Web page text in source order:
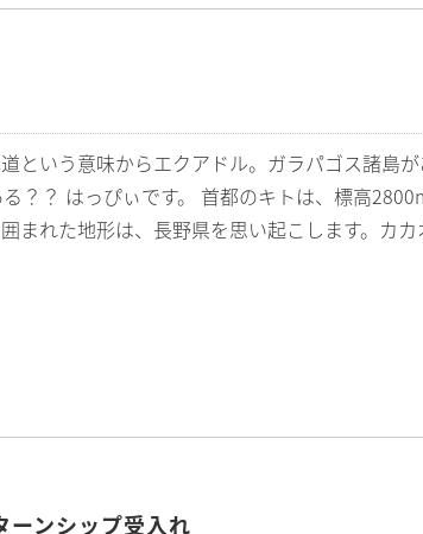
という意味からエクアドル。ガラパゴス諸島
？？ はっぴぃです。 首都のキトは、標高
まれた地形は、長野県を思い起こします。カカ
ーンシップ受入れ